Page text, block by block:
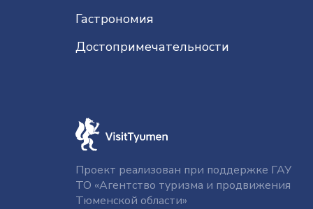
Гастрономия
До­сто­при­ме­ча­тель­нос­ти
Проект реализован при поддержке ГАУ
ТО «Агентство туризма и продвижения
Тюменской области»